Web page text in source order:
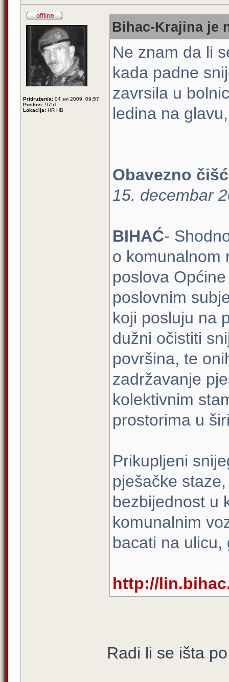
Pridružen/a: 04 svi 2009, 09:57
Postovi: 9751
Lokacija: HR HB
Bihac-Krajina je
Ne znam da li
kada padne
zavrsila u
ledina na
Obavezno
15. decembar
BIHAĆ-
o komunalnom
poslova
poslovnim
koji posluju na
dužni očistiti
površina, te
zadržavanje
kolektivnim
prostorima u
Prikupljeni
pješačke
bezbijednost u
komunalnim
bacati na
http://
Radi li se išta